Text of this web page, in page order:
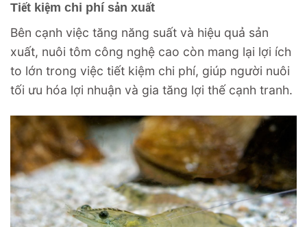
Tiết kiệm chi phí sản xuất
Bên cạnh việc tăng năng suất và hiệu quả sản
xuất, nuôi tôm công nghệ cao còn mang lại lợi ích
to lớn trong việc tiết kiệm chi phí, giúp người nuôi
tối ưu hóa lợi nhuận và gia tăng lợi thế cạnh tranh.